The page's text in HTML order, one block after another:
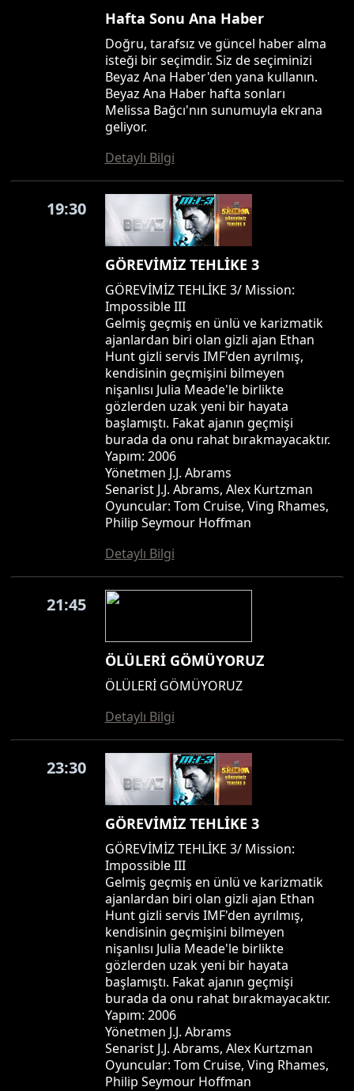
Hafta Sonu Ana Haber
Doğru, tarafsız ve güncel haber alma
isteği bir seçimdir. Siz de seçiminizi
Beyaz Ana Haber'den yana kullanın.
Beyaz Ana Haber hafta sonları
Melissa Bağcı'nın sunumuyla ekrana
geliyor.
Detaylı Bilgi
19:30
GÖREVİMİZ TEHLİKE 3
GÖREVİMİZ TEHLİKE 3/ Mission:
Impossible III
Gelmiş geçmiş en ünlü ve karizmatik
ajanlardan biri olan gizli ajan Ethan
Hunt gizli servis IMF'den ayrılmış,
kendisinin geçmişini bilmeyen
nişanlısı Julia Meade'le birlikte
gözlerden uzak yeni bir hayata
başlamıştı. Fakat ajanın geçmişi
burada da onu rahat bırakmayacaktır.
Yapım: 2006
Yönetmen J.J. Abrams
Senarist J.J. Abrams, Alex Kurtzman
Oyuncular: Tom Cruise, Ving Rhames,
Philip Seymour Hoffman
Detaylı Bilgi
21:45
ÖLÜLERİ GÖMÜYORUZ
ÖLÜLERİ GÖMÜYORUZ
Detaylı Bilgi
23:30
GÖREVİMİZ TEHLİKE 3
GÖREVİMİZ TEHLİKE 3/ Mission:
Impossible III
Gelmiş geçmiş en ünlü ve karizmatik
ajanlardan biri olan gizli ajan Ethan
Hunt gizli servis IMF'den ayrılmış,
kendisinin geçmişini bilmeyen
nişanlısı Julia Meade'le birlikte
gözlerden uzak yeni bir hayata
başlamıştı. Fakat ajanın geçmişi
burada da onu rahat bırakmayacaktır.
Yapım: 2006
Yönetmen J.J. Abrams
Senarist J.J. Abrams, Alex Kurtzman
Oyuncular: Tom Cruise, Ving Rhames,
Philip Seymour Hoffman